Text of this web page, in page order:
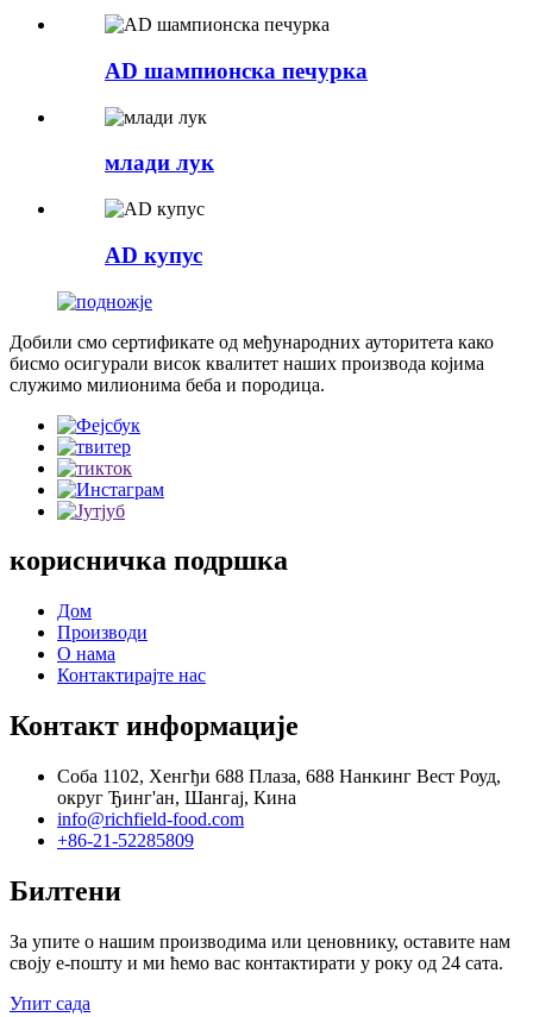
AD шампионска печурка
млади лук
AD купус
Добили смо сертификате од међународних ауторитета како
бисмо осигурали висок квалитет наших производа којима
служимо милионима беба и породица.
корисничка подршка
Дом
Производи
О нама
Контактирајте нас
Контакт информације
Соба 1102, Хенгђи 688 Плаза, 688 Нанкинг Вест Роуд,
округ Ђинг'ан, Шангај, Кина
info@richfield-food.com
+86-21-52285809
Билтени
За упите о нашим производима или ценовнику, оставите нам
своју е-пошту и ми ћемо вас контактирати у року од 24 сата.
Упит сада